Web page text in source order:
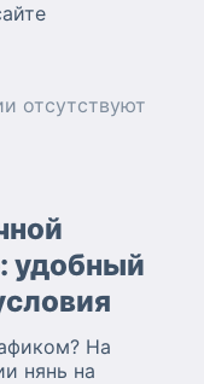
отсутствуют
удобный
На
нянь на